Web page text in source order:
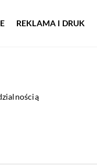
REKLAMA I DRUK